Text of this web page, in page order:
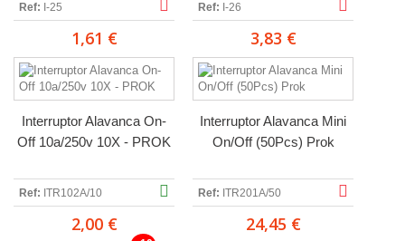
Ref: I-25
1,61 €
Ref: I-26
3,83 €
Interruptor Alavanca On-
Off 10a/250v 10X - PROK
Ref: ITR102A/10
2,00 €
Interruptor Alavanca Mini
On/Off (50Pcs) Prok
Ref: ITR201A/50
24,45 €